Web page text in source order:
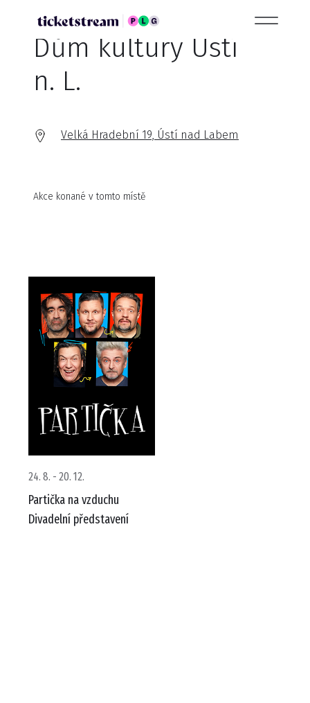
Dům kultury Ústí
n. L.
Velká Hradební 19, Ústí nad Labem
Akce konané v tomto místě
24. 8. - 20. 12.
Partička na vzduchu
Divadelní představení